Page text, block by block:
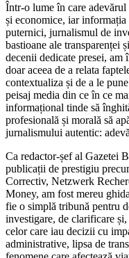
Într-o lume în care
și economice, iar informația
puternici, jurnalismul de
bastioane ale transparenței
decenii dedicate presei, am
doar aceea de a relata
contextualiza și de a le
peisaj media din ce în ce
informațional tinde să
profesională și morală să
jurnalismului autentic:
Ca redactor-șef al Gazetei
publicații de prestigiu
Correctiv, Netzwerk
Money, am fost mereu
fie o simplă tribună pentru
investigare, de clarificare
celor care iau decizii cu
administrative, lipsa de